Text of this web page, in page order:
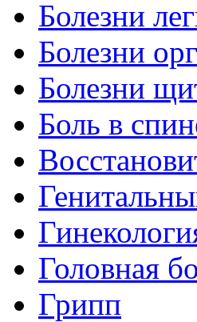
Болезни
Болезни
Болезни
Боль в
Головная
Грипп